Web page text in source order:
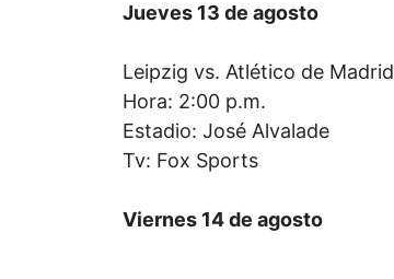
Jueves 13 de agosto
Leipzig vs. Atlético de Madrid
Hora: 2:00 p.m.
Estadio: José Alvalade
Tv: Fox Sports
Viernes 14 de agosto